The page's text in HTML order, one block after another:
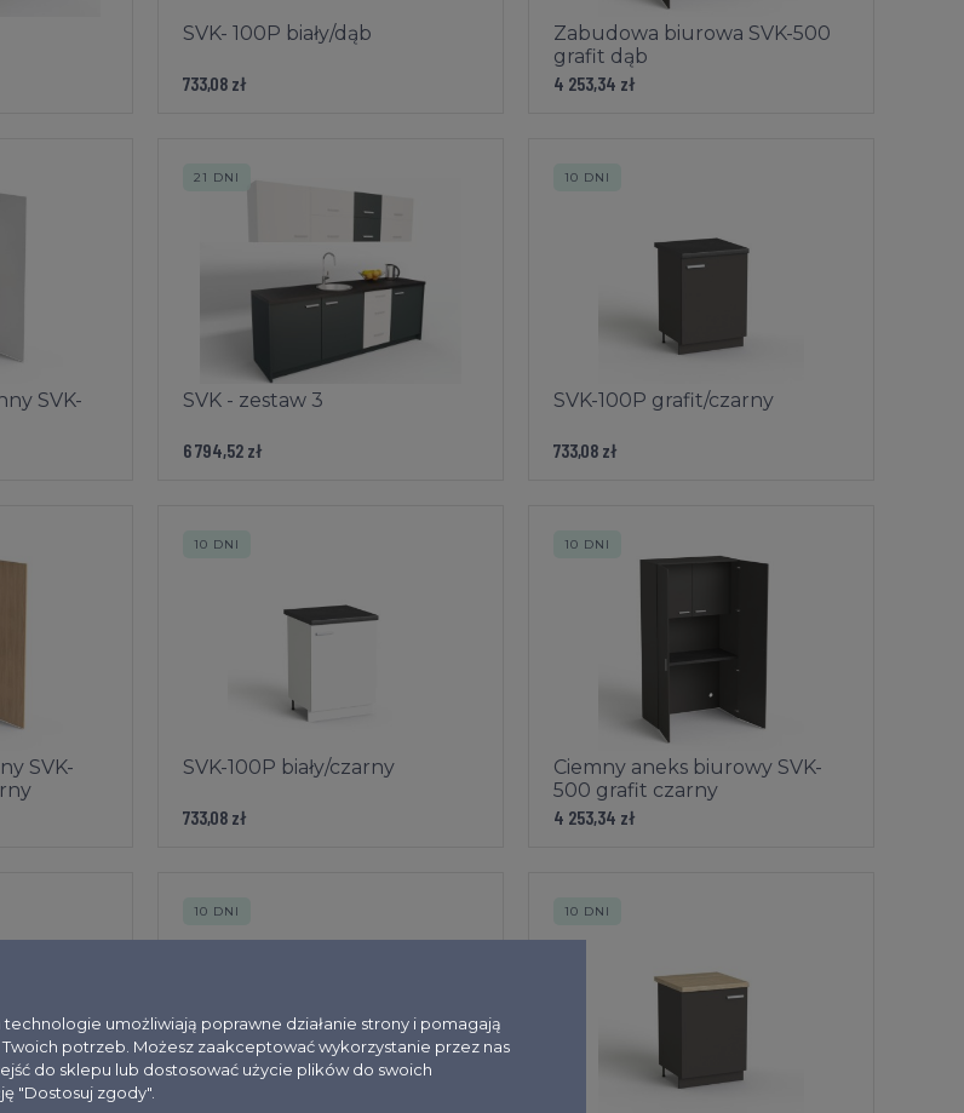
SVK- 100P biały/dąb
733,08 zł
Zabudowa biurowa SVK-500
grafit dąb
4 253,34 zł
SVK-
SVK - zestaw 3
6 794,52 zł
21 DNI
SVK-100P grafit/czarny
733,08 zł
10 DNI
SVK-
SVK-100P biały/czarny
733,08 zł
10 DNI
Ciemny aneks biurowy SVK-
500 grafit czarny
4 253,34 zł
10 DNI
10 DNI 10 DNI
umożliwiają poprawne działanie strony i pomagają
potrzeb. Możesz zaakceptować wykorzystanie przez nas
do sklepu lub dostosować użycie plików do swoich
"Dostosuj zgody".